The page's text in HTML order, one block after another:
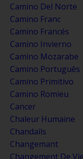
Camino Del Norte
Camino Franc
Camino Francés
Camino Invierno
Camino Mozarabe
Camino Português
Camino Primitivo
Camino Romieu
Cancer
Chaleur Humaine
Chandails
Changemant
Changement De Vie